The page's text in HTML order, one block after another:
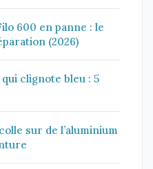
600 en panne : le
(2026)
clignote bleu : 5
sur de l’aluminium